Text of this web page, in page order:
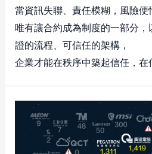
當資訊失聯、責任模糊，風險便
唯有讓合約成為制度的一部分
證的流程、可信任的架構，
企業才能在秩序中築起信任，在